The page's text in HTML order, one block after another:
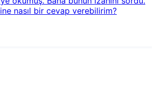
nasıl bir cevap verebilirim?